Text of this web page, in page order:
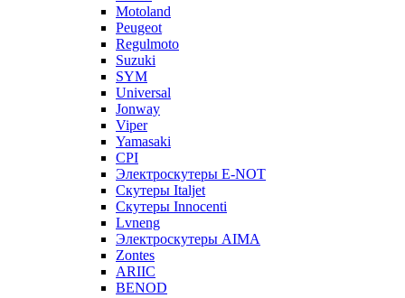
Motoland
Peugeot
Regulmoto
Suzuki
SYM
Universal
Jonway
Viper
Yamasaki
CPI
Электроскутеры E-NOT
Скутеры Italjet
Скутеры Innocenti
Lvneng
Электроскутеры AIMA
Zontes
ARIIC
BENOD